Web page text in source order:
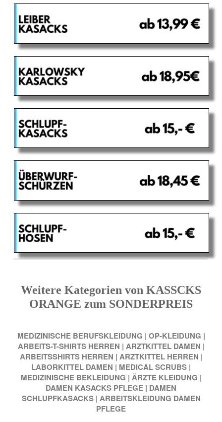
Weitere Kategorien von KASSCKS
ORANGE zum SONDERPREIS
MEDIZINISCHE BERUFSKLEIDUNG | OP-KLEIDUNG |
ARBEITS-T-SHIRTS HERREN | ARZTKITTEL DAMEN |
ARBEITSSHIRTS HERREN | ARZTKITTEL HERREN |
LABORKITTEL DAMEN | MEDICAL SCRUBS |
MEDIZINISCHE BEKLEIDUNG | ÄRZTE KLEIDUNG |
DAMEN KASACKS PFLEGE | DAMEN
SCHLUPFKASACKS | ARBEITSKLEIDUNG DAMEN
PFLEGE